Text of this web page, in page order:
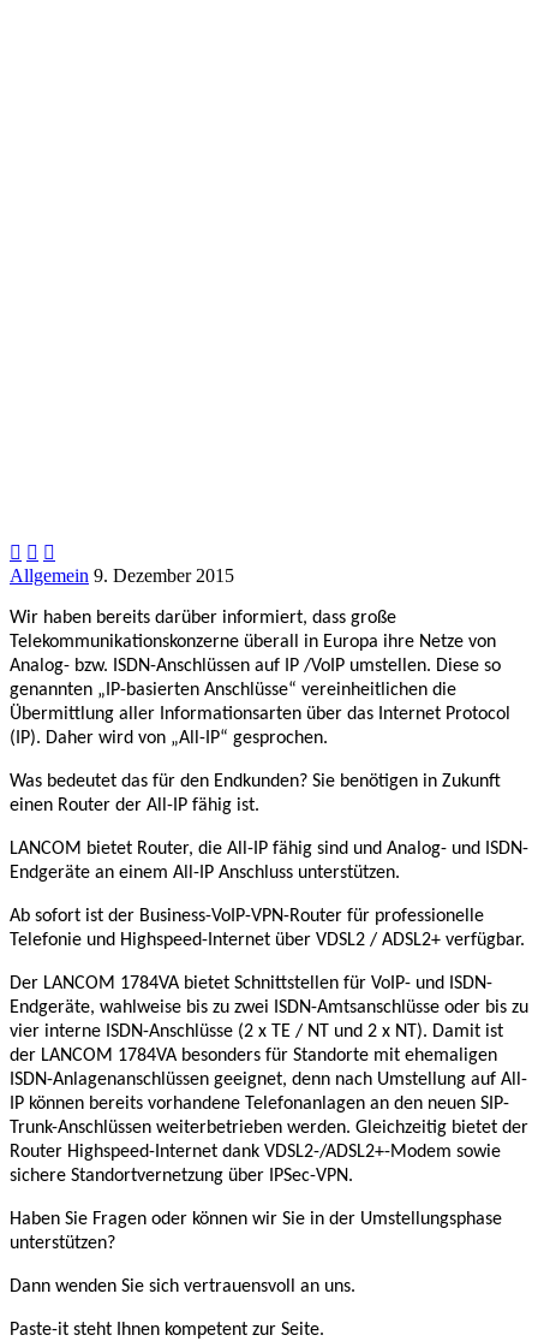
  
Allgemein 9. Dezember 2015
Wir haben bereits darüber informiert, dass große
Telekommunikationskonzerne überall in Europa ihre Netze von
Analog- bzw. ISDN-Anschlüssen auf IP /VoIP umstellen. Diese so
genannten „IP-basierten Anschlüsse“ vereinheitlichen die
Übermittlung aller Informationsarten über das Internet Protocol
(IP). Daher wird von „All-IP“ gesprochen.
Was bedeutet das für den Endkunden? Sie benötigen in Zukunft
einen Router der All-IP fähig ist.
LANCOM bietet Router, die All-IP fähig sind und Analog- und ISDN-
Endgeräte an einem All-IP Anschluss unterstützen.
Ab sofort ist der Business-VoIP-VPN-Router für professionelle
Telefonie und Highspeed-Internet über VDSL2 / ADSL2+ verfügbar.
Der LANCOM 1784VA bietet Schnittstellen für VoIP- und ISDN-
Endgeräte, wahlweise bis zu zwei ISDN-Amtsanschlüsse oder bis zu
vier interne ISDN-Anschlüsse (2 x TE / NT und 2 x NT). Damit ist
der LANCOM 1784VA besonders für Standorte mit ehemaligen
ISDN-Anlagenanschlüssen geeignet, denn nach Umstellung auf All-
IP können bereits vorhandene Telefonanlagen an den neuen SIP-
Trunk-Anschlüssen weiterbetrieben werden. Gleichzeitig bietet der
Router Highspeed-Internet dank VDSL2-/ADSL2+-Modem sowie
sichere Standortvernetzung über IPSec-VPN.
Haben Sie Fragen oder können wir Sie in der Umstellungsphase
unterstützen?
Dann wenden Sie sich vertrauensvoll an uns.
Paste-it steht Ihnen kompetent zur Seite.